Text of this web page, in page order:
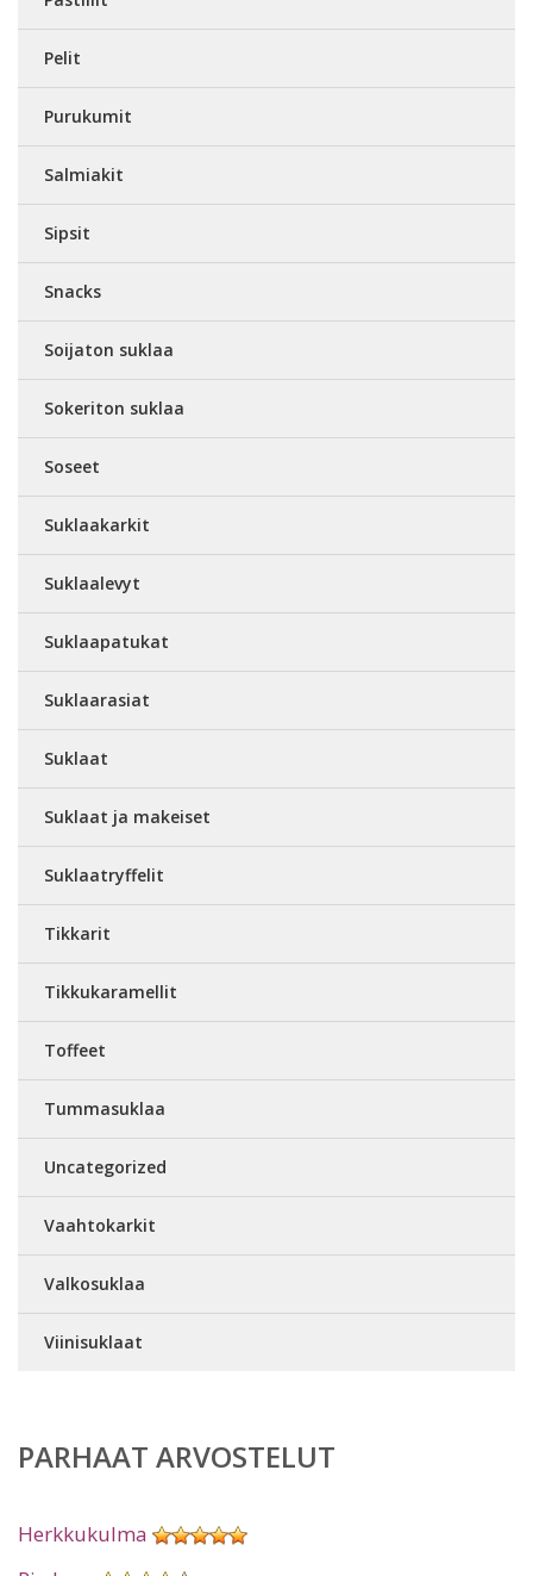
Pelit
Purukumit
Salmiakit
Sipsit
Snacks
Soijaton suklaa
Sokeriton suklaa
Soseet
Suklaakarkit
Suklaalevyt
Suklaapatukat
Suklaarasiat
Suklaat
Suklaat ja makeiset
Suklaatryffelit
Tikkarit
Tikkukaramellit
Toffeet
Tummasuklaa
Uncategorized
Vaahtokarkit
Valkosuklaa
Viinisuklaat
PARHAAT ARVOSTELUT
Herkkukulma